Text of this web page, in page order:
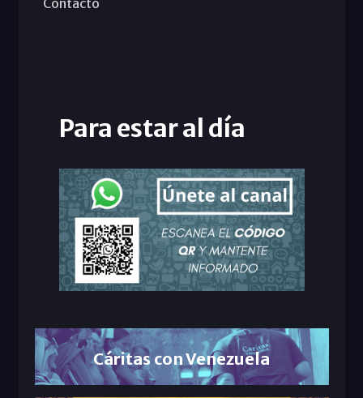
Para estar al día
Cáritas con Venezuela